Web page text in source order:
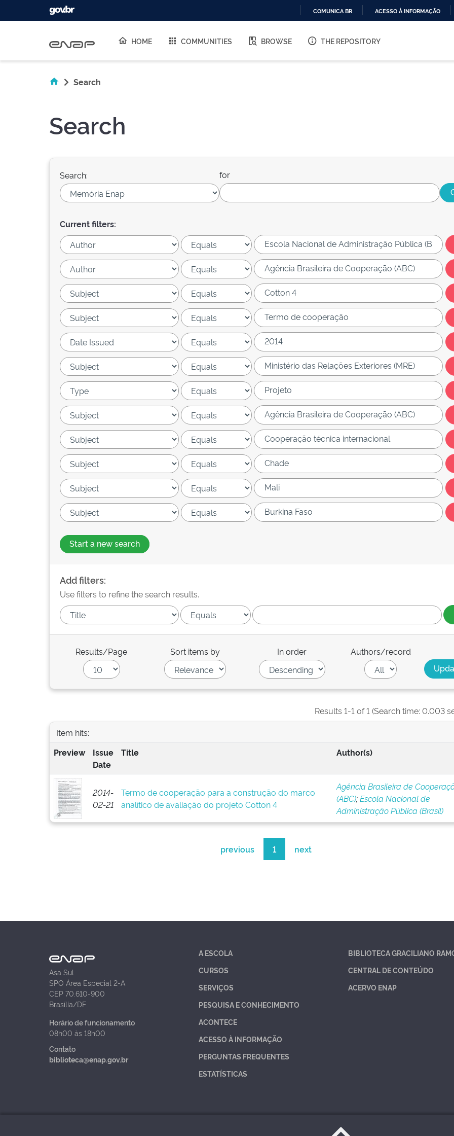
O
COMUNICA BR ACESSO À INFORMAÇÃO
HOME COMMUNITIES BROWSE THE REPOSITORY
Search
Search
Search: for
Current filters:
Start a new search
Add filters:
Use filters to refine the search results.
Results/Page Sort items by In order Authors/record
Results 1-1 of 1 (Search time: 0.003
Item hits:
Preview
Issue
Date
Title Author(s)
2014-
02-21
Termo de cooperação para a construção do marco
analítico de avaliação do projeto Cotton 4
Agência Brasileira de
(ABC);Escola Nacional de
Administração Pública (Brasil)
previous 1 next
Asa Sul
SPO Área Especial 2-A
CEP 70.610-900
Brasília/DF
Horário de funcionamento
08h00 às 18h00
Contato
biblioteca@enap.gov.br
A ESCOLA
CURSOS
SERVIÇOS
PESQUISA E CONHECIMENTO
ACONTECE
ACESSO À INFORMAÇÃO
PERGUNTAS FREQUENTES
ESTATÍSTICAS
BIBLIOTECA GRACILIANO
CENTRAL DE CONTEÚDO
ACERVO ENAP